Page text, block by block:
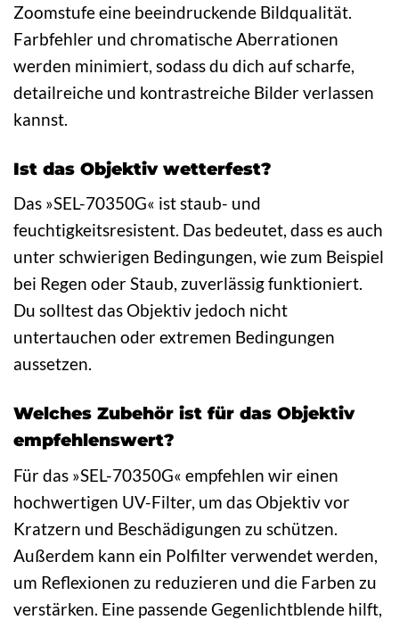
Zoomstufe eine beeindruckende Bildqualität.
Farbfehler und chromatische Aberrationen
werden minimiert, sodass du dich auf scharfe,
detailreiche und kontrastreiche Bilder verlassen
kannst.
Ist das Objektiv wetterfest?
Das »SEL-70350G« ist staub- und
feuchtigkeitsresistent. Das bedeutet, dass es auch
unter schwierigen Bedingungen, wie zum Beispiel
bei Regen oder Staub, zuverlässig funktioniert.
Du solltest das Objektiv jedoch nicht
untertauchen oder extremen Bedingungen
aussetzen.
Welches Zubehör ist für das Objektiv
empfehlenswert?
Für das »SEL-70350G« empfehlen wir einen
hochwertigen UV-Filter, um das Objektiv vor
Kratzern und Beschädigungen zu schützen.
Außerdem kann ein Polfilter verwendet werden,
um Reflexionen zu reduzieren und die Farben zu
verstärken. Eine passende Gegenlichtblende hilft,